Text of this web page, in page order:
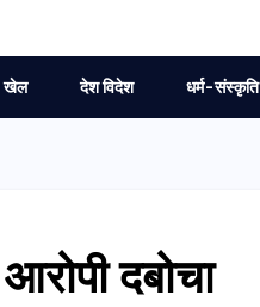
खेल देश विदेश धर्म-संस्कृति
दबोचा